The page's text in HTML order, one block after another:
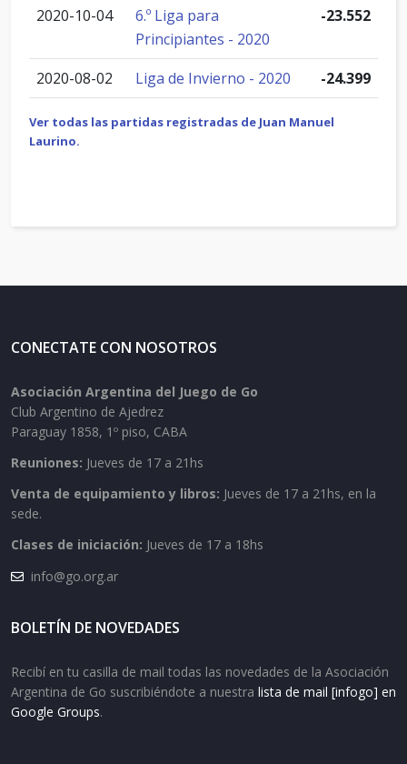
2020-10-04
6.º Liga para
Principiantes - 2020
-23.552
2020-08-02 Liga de Invierno - 2020 -24.399
Ver todas las partidas registradas de Juan Manuel
Laurino.
CONECTATE CON NOSOTROS
Asociación Argentina del Juego de Go
Club Argentino de Ajedrez
Paraguay 1858, 1º piso, CABA
Reuniones: Jueves de 17 a 21hs
Venta de equipamiento y libros: Jueves de 17 a 21hs, en la
sede.
Clases de iniciación: Jueves de 17 a 18hs
info@go.org.ar
BOLETÍN DE NOVEDADES
Recibí en tu casilla de mail todas las novedades de la Asociación
Argentina de Go suscribiéndote a nuestra lista de mail [infogo] en
Google Groups.